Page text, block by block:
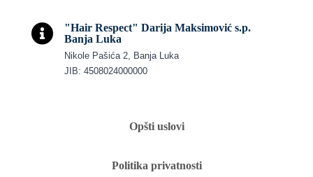

"Hair Respect" Darija Maksimović s.p.
Banja Luka
Nikole Pašića 2, Banja Luka
JIB: 4508024000000
Opšti uslovi
Politika privatnosti